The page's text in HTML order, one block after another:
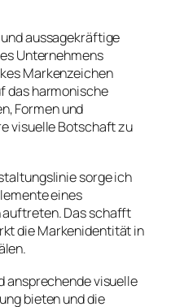
aussagekräftige
Unternehmens
Markenzeichen
das harmonische
Formen und
visuelle Botschaft zu
sorge ich
eines
Das schafft
die Markenidentität in
ansprechende visuelle
bieten und die